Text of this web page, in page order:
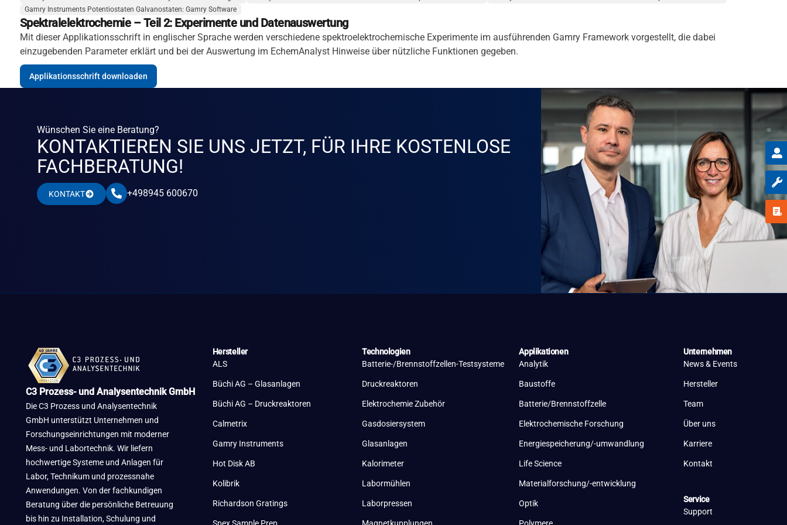
Gamry Instruments Potentiostaten Galvanostaten: Gamry Software
Spektralelektrochemie – Teil 2: Experimente und Datenauswertung
Mit dieser Applikationsschrift in englischer Sprache werden verschiedene spektroelektrochemische Experimente im ausführenden Gamry Framework vorgestellt, die dabei
einzugebenden Parameter erklärt und bei der Auswertung im EchemAnalyst Hinweise über nützliche Funktionen gegeben.
Applikationsschrift downloaden
Wünschen Sie eine Beratung?
KONTAKTIEREN SIE UNS JETZT, FÜR IHRE KOSTENLOSE
FACHBERATUNG!
KONTAKT +498945 600670
C3 Prozess- und Analysentechnik GmbH
Die C3 Prozess und Analysentechnik
GmbH unterstützt Unternehmen und
Forschungseinrichtungen mit moderner
Mess- und Labortechnik. Wir liefern
hochwertige Systeme und Anlagen für
Labor, Technikum und prozessnahe
Anwendungen. Von der fachkundigen
Beratung über die persönliche Betreuung
bis hin zu Installation, Schulung und
Hersteller
ALS
Büchi AG – Glasanlagen
Büchi AG – Druckreaktoren
Calmetrix
Gamry Instruments
Hot Disk AB
Kolibrik
Richardson Gratings
Technologien
Batterie-/Brennstoffzellen-Testsysteme
Druckreaktoren
Elektrochemie Zubehör
Gasdosiersystem
Glasanlagen
Kalorimeter
Labormühlen
Laborpressen
Applikationen
Analytik
Baustoffe
Batterie/Brennstoffzelle
Elektrochemische Forschung
Energiespeicherung/-umwandlung
Life Science
Materialforschung/-entwicklung
Optik
Unternehmen
News & Events
Hersteller
Team
Über uns
Karriere
Kontakt
Service
Support